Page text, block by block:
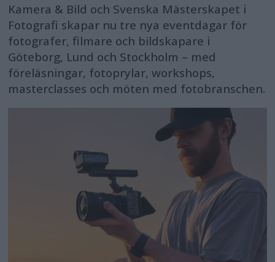
Kamera & Bild och Svenska Mästerskapet i
Fotografi skapar nu tre nya eventdagar för
fotografer, filmare och bildskapare i
Göteborg, Lund och Stockholm – med
föreläsningar, fotoprylar, workshops,
masterclasses och möten med fotobranschen.